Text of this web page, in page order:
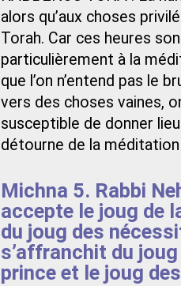
alors qu’aux choses
Torah. Car ces heures
particulièrement à la
que l’on n’entend pas le
vers des choses vaines,
susceptible de donner
détourne de la
Michna 5. Rabbi
accepte le joug de
du joug des
s’affranchit du
prince et le joug